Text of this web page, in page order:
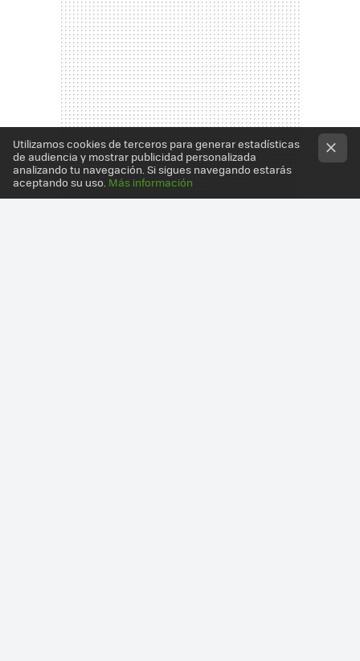
Utilizamos cookies de terceros para generar estadísticas
de audiencia y mostrar publicidad personalizada
analizando tu navegación. Si sigues navegando estarás
aceptando su uso. Más información